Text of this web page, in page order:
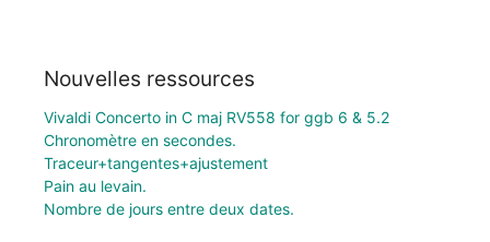
Nouvelles ressources
Vivaldi Concerto in C maj RV558 for ggb 6 & 5.2
Chronomètre en secondes.
Traceur+tangentes+ajustement
Pain au levain.
Nombre de jours entre deux dates.